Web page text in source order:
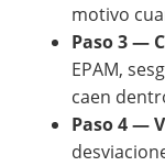
motivo
Paso 3 —
EPAM,
caen
Paso 4 —